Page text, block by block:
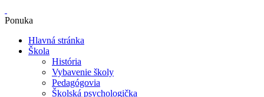
Ponuka
Hlavná stránka
Škola
História
Vybavenie školy
Pedagógovia
Školská psychologička